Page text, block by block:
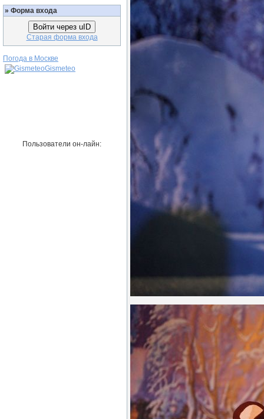
» Форма входа
Войти через uID
Старая форма входа
Погода в Москве
Gismeteo
Пользователи он-лайн: